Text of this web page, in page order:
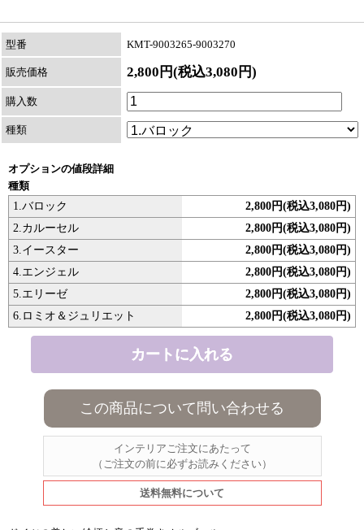
型番 KMT-9003265-9003270
販売価格 2,800円(税込3,080円)
購入数
種類
オプションの値段詳細
種類
1.バロック
2,800円(税込3,080円)
2.カルーセル
2,800円(税込3,080円)
3.イースター
2,800円(税込3,080円)
4.エンジェル
2,800円(税込3,080円)
5.エリーゼ
2,800円(税込3,080円)
6.ロミオ＆ジュリエット
2,800円(税込3,080円)
この商品について問い合わせる
インテリアご注文にあたって
（ご注文の前に必ずお読みください）
送料無料について